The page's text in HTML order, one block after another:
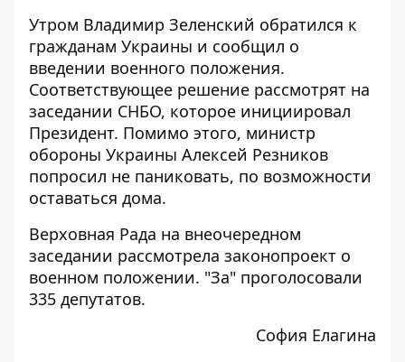
Утром Владимир Зеленский обратился к
гражданам Украины и сообщил о
введении военного положения.
Соответствующее решение рассмотрят на
заседании СНБО, которое инициировал
Президент. Помимо этого, министр
обороны Украины Алексей Резников
попросил не паниковать, по возможности
оставаться дома.
Верховная Рада на внеочередном
заседании рассмотрела законопроект о
военном положении. "За" проголосовали
335 депутатов.
София Елагина